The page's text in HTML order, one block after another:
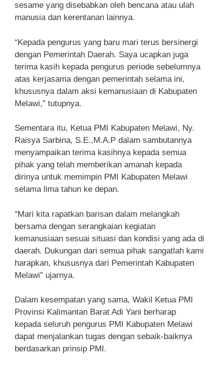
sesame yang disebabkan oleh bencana atau ulah
manusia dan kerentanan lainnya.
“Kepada pengurus yang baru mari terus bersinergi
dengan Pemerintah Daerah. Saya ucapkan juga
terima kasih kepada pengurus periode sebelumnya
atas kerjasama dengan pemerintah selama ini,
khususnya dalam aksi kemanusiaan di Kabupaten
Melawi,” tutupnya.
Sementara itu, Ketua PMI Kabupaten Melawi, Ny.
Raisya Sarbina, S.E.,M.A.P dalam sambutannya
menyampaikan terima kasihnya kepada semua
pihak yang telah memberikan amanah kepada
dirinya untuk memimpin PMI Kabupaten Melawi
selama lima tahun ke depan.
“Mari kita rapatkan barisan dalam melangkah
bersama dengan serangkaian kegiatan
kemanusiaan sesuai situasi dan kondisi yang ada di
daerah. Dukungan dari semua pihak sangatlah kami
harapkan, khususnya dari Pemerintah Kabupaten
Melawi” ujarnya.
Dalam kesempatan yang sama, Wakil Ketua PMI
Provinsi Kalimantan Barat Adi Yani berharap
kepada seluruh pengurus PMI Kabupaten Melawi
dapat menjalankan tugas dengan sebaik-baiknya
berdasarkan prinsip PMI.